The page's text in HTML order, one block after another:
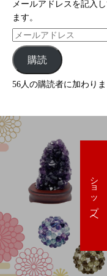
メールアドレスを記入
ます。
購読
56人の購読者に加わりま
ショップへ